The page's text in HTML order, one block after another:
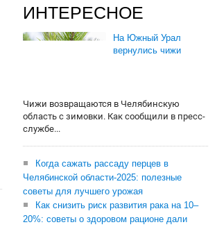
ИНТЕРЕСНОЕ
На Южный Урал
вернулись чижи
Чижи возвращаются в Челябинскую
область с зимовки. Как сообщили в пресс-
службе...
Когда сажать рассаду перцев в
Челябинской области-2025: полезные
советы для лучшего урожая
Как снизить риск развития рака на 10–
20%: советы о здоровом рационе дали